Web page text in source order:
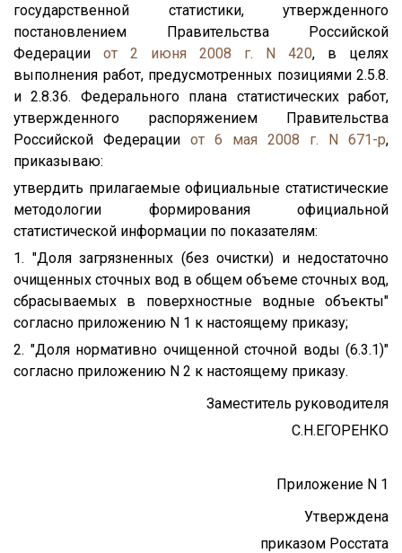
государственной статистики, утвержденного
постановлением Правительства Российской
Федерации от 2 июня 2008 г. N 420, в целях
выполнения работ, предусмотренных позициями 2.5.8.
и 2.8.36. Федерального плана статистических работ,
утвержденного распоряжением Правительства
Российской Федерации от 6 мая 2008 г. N 671-р,
приказываю:
утвердить прилагаемые официальные статистические
методологии формирования официальной
статистической информации по показателям:
1. "Доля загрязненных (без очистки) и недостаточно
очищенных сточных вод в общем объеме сточных вод,
сбрасываемых в поверхностные водные объекты"
согласно приложению N 1 к настоящему приказу;
2. "Доля нормативно очищенной сточной воды (6.3.1)"
согласно приложению N 2 к настоящему приказу.
Заместитель руководителя
С.Н.ЕГОРЕНКО
Приложение N 1
Утверждена
приказом Росстата